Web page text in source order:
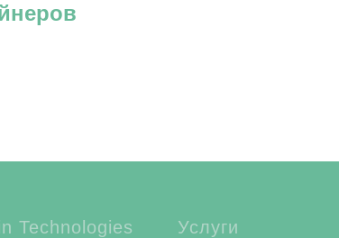
Technologies Услуги